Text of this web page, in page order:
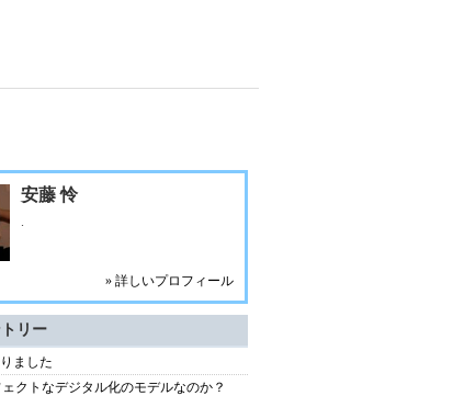
安藤 怜
.
» 詳しいプロフィール
リー
ました
クトなデジタル化のモデルなのか？